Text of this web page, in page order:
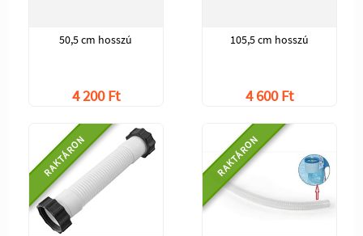
50,5 cm hosszú
4 200 Ft
105,5 cm hosszú
4 600 Ft
RAKTÁRON RAKTÁRON